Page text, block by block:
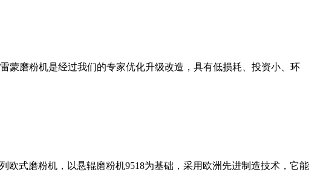
蒙磨粉机是经过我们的专家优化升级改造，具有低损耗、投资小、环
式磨粉机，以悬辊磨粉机9518为基础，采用欧洲先进制造技术，它能